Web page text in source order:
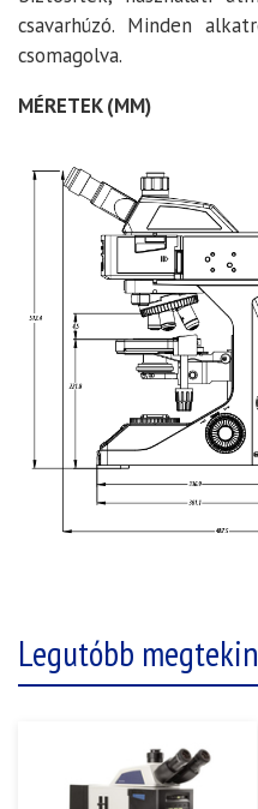
csavarhúzó. Minden
csomagolva.
MÉRETEK (MM)
Legutóbb